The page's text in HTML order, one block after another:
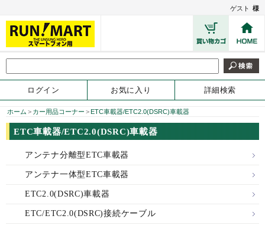
ゲスト 様
ログイン お気に入り 詳細検索
ホーム > カー用品コーナー >ETC車載器/ETC2.0(DSRC)車載器
ETC車載器/ETC2.0(DSRC)車載器
アンテナ分離型ETC車載器
アンテナ一体型ETC車載器
ETC2.0(DSRC)車載器
ETC/ETC2.0(DSRC)接続ケーブル